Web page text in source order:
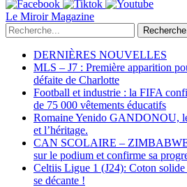
Le Miroir Magazine
DERNIÈRES NOUVELLES
MLS – J7 : Première apparition
défaite de Charlotte
Football et industrie : la FIFA
de 75 000 vêtements éducatifs
Romaine Yenido GANDONOU,
et l’héritage.
CAN SCOLAIRE –
sur le podium et confirme sa
Celtiis Ligue 1 (J24): Coton solide
se décante !